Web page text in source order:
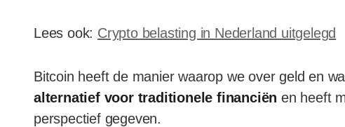
Lees ook: Crypto belasting in Nederland uitgelegd
Bitcoin heeft de manier waarop we over geld en
alternatief voor traditionele financiën en heeft
perspectief gegeven.